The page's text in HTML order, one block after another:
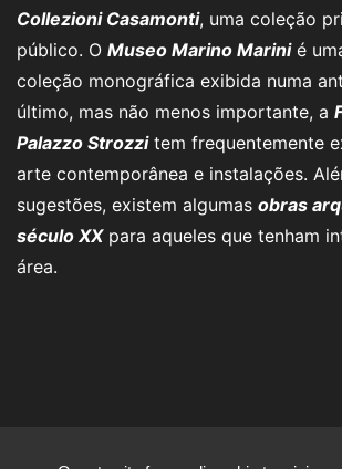
Collezioni Casamonti, uma coleção
público. O Museo Marino Marinié
coleção monográfica exibida numa
último, mas não menos importante, a
Palazzo Strozzitem frequentemente
arte contemporânea e instalações.
sugestões, existem algumas obras
século XXpara aqueles que tenham
área.